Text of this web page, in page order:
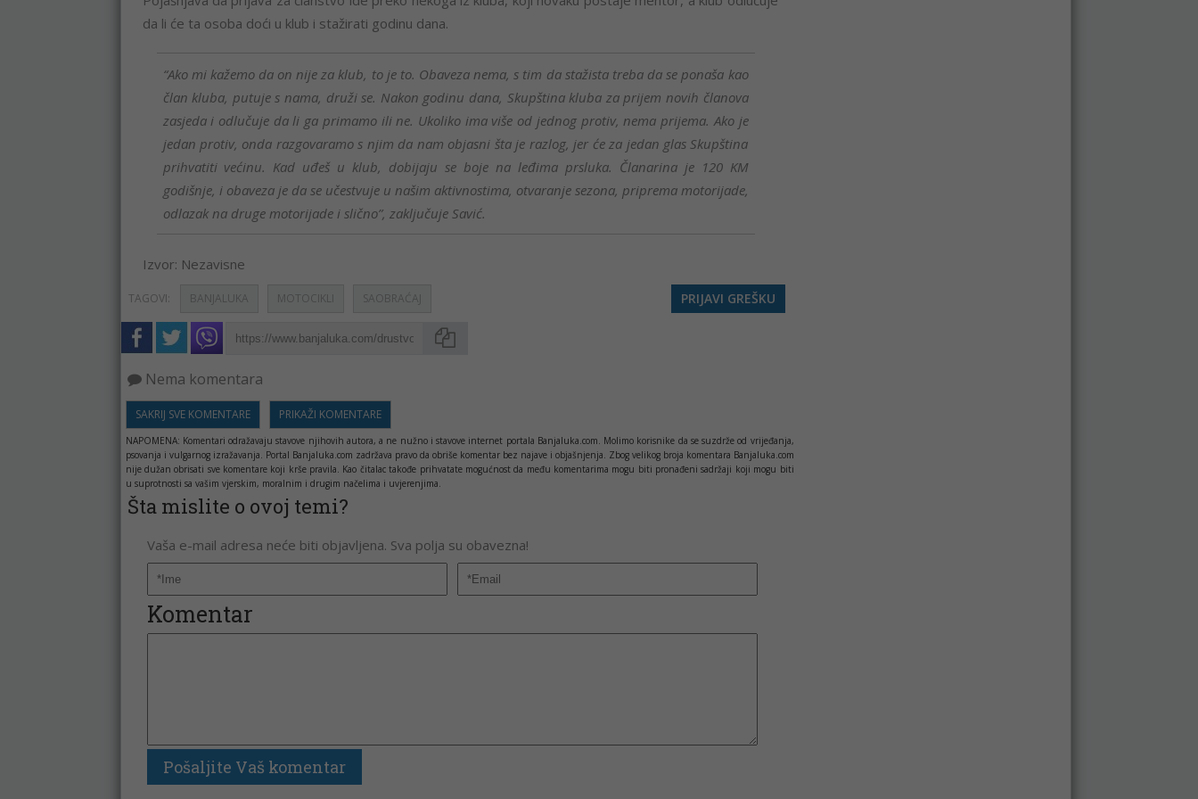
da li će ta osoba doći u klub i stažirati godinu dana.
“Ako mi kažemo da on nije za klub, to je to. Obaveza nema, s tim da stažista treba da se ponaša kao
član kluba, putuje s nama, druži se. Nakon godinu dana, Skupština kluba za prijem novih članova
zasjeda i odlučuje da li ga primamo ili ne. Ukoliko ima više od jednog protiv, nema prijema. Ako je
jedan protiv, onda razgovaramo s njim da nam objasni šta je razlog, jer će za jedan glas Skupština
prihvatiti većinu. Kad uđeš u klub, dobijaju se boje na leđima prsluka. Članarina je 120 KM
godišnje, i obaveza je da se učestvuje u našim aktivnostima, otvaranje sezona, priprema motorijade,
odlazak na druge motorijade i slično”, zaključuje Savić.
Izvor: Nezavisne
TAGOVI: BANJALUKA MOTOCIKLI SAOBRAĆAJ PRIJAVI GREŠKU
Nema komentara
SAKRIJ SVE KOMENTARE PRIKAŽI KOMENTARE
NAPOMENA: Komentari odražavaju stavove njihovih autora, a ne nužno i stavove internet portala Banjaluka.com. Molimo korisnike da se suzdrže od vrijeđanja,
psovanja i vulgarnog izražavanja. Portal Banjaluka.com zadržava pravo da obriše komentar bez najave i objašnjenja. Zbog velikog broja komentara Banjaluka.com
nije dužan obrisati sve komentare koji krše pravila. Kao čitalac takođe prihvatate mogućnost da među komentarima mogu biti pronađeni sadržaji koji mogu biti
u suprotnosti sa vašim vjerskim, moralnim i drugim načelima i uvjerenjima.
Šta mislite o ovoj temi?
Vaša e-mail adresa neće biti objavljena. Sva polja su obavezna!
Komentar